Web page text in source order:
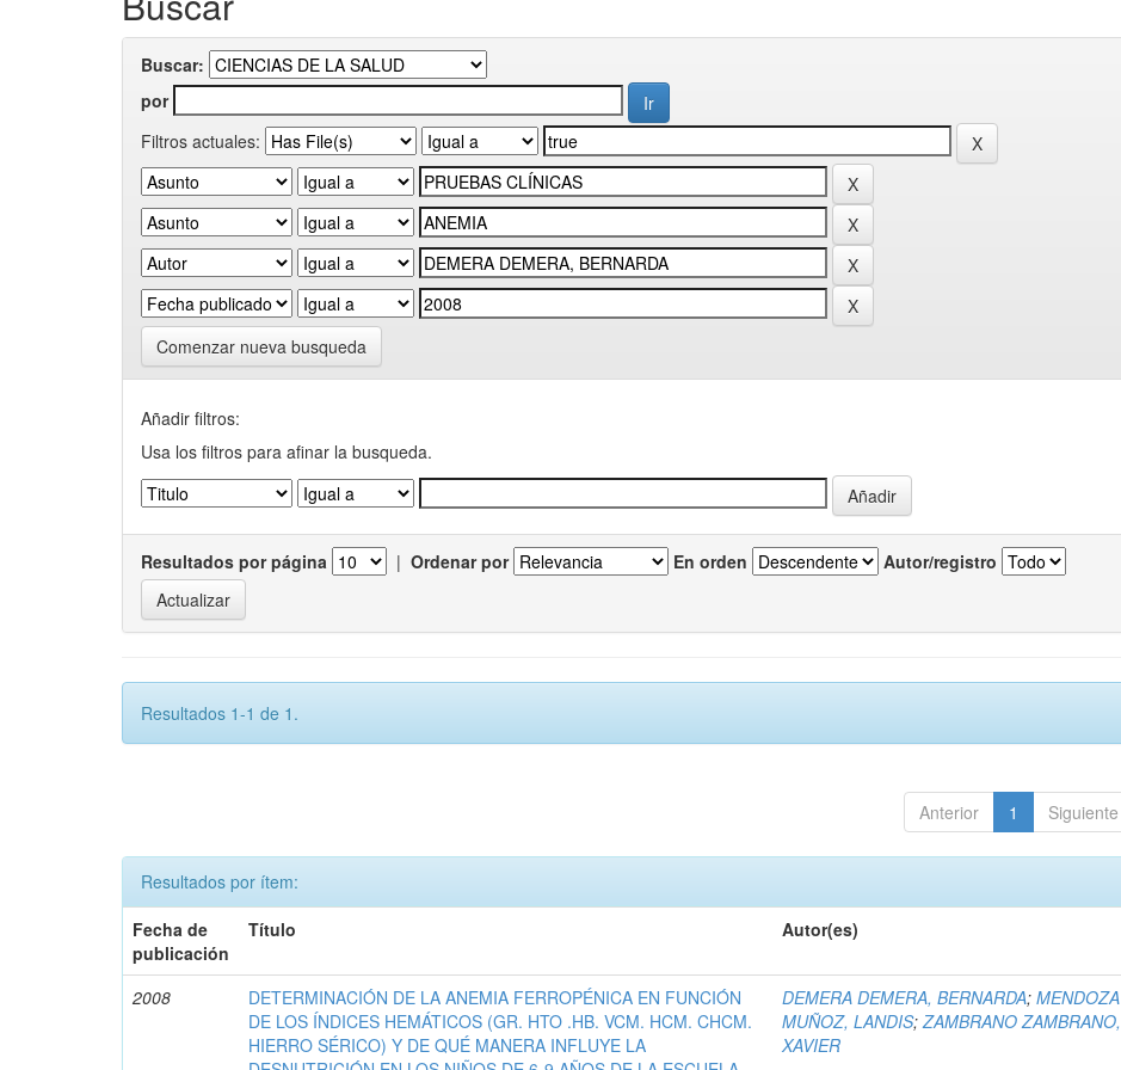
Buscar:
por
Filtros actuales:
Comenzar nueva busqueda
Añadir filtros:
Usa los filtros para afinar la busqueda.
Resultados por página | Ordenar por En orden Autor/registro
Resultados 1-1 de 1.
Anterior 1 Siguiente
Resultados por ítem:
Fecha de
publicación
Título Autor(es)
2008
DETERMINACIÓN DE LA ANEMIA FERROPÉNICA EN FUNCIÓN
DE LOS ÍNDICES HEMÁTICOS (GR. HTO .HB. VCM. HCM. CHCM.
HIERRO SÉRICO) Y DE QUÉ MANERA INFLUYE LA
DEMERA DEMERA, BERNARDA;MENDOZA
MUÑOZ, LANDIS;ZAMBRANO ZAMBRANO,
XAVIER